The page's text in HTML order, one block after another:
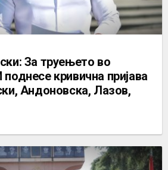
За труењето во
кривична пријава
Андоновска, Лазов,